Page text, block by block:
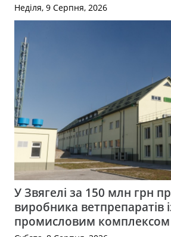
Неділя, 9 Серпня, 2026
У Звягелі за 150 млн грн
виробника ветпрепаратів
промисловим комплексом